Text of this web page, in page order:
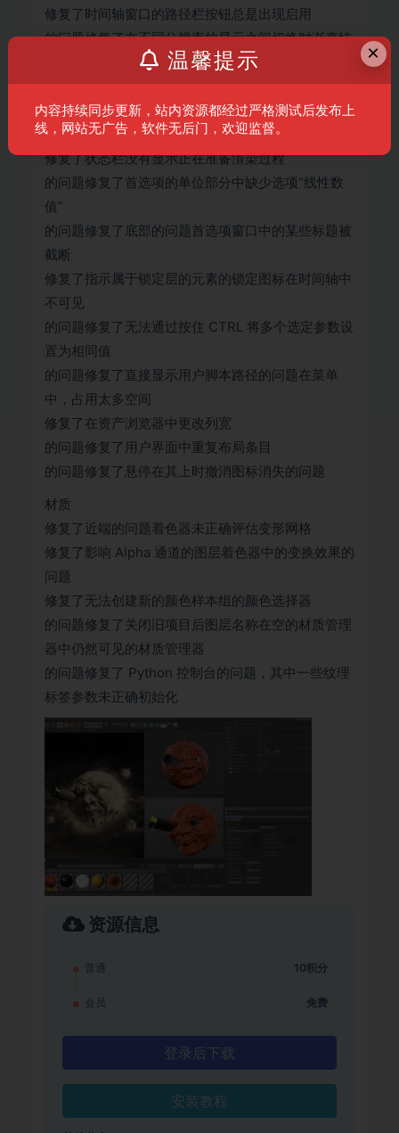
修复了时间轴窗口的路径栏按钮总是出现启用
的问题修复了在不同分辨率的显示之间切换时渐变结
的问题修复了样条函数图的上下文菜单命令的
问题修复了使用Colorize Joints 命令导致不需要的
声音
修复了状态栏没有显示正在准备渲染过程
的问题修复了首选项的单位部分中缺少选项“线性数
值”
的问题修复了底部的问题首选项窗口中的某些标题被
截断
修复了指示属于锁定层的元素的锁定图标在时间轴中
不可见
的问题修复了无法通过按住 CTRL 将多个选定参数设
置为相同值
的问题修复了直接显示用户脚本路径的问题在菜单
中，占用太多空间
修复了在资产浏览器中更改列宽
的问题修复了用户界面中重复布局条目
的问题修复了悬停在其上时撤消图标消失的问题
材质
修复了近端的问题着色器未正确评估变形网格
修复了影响 Alpha 通道的图层着色器中的变换效果的
问题
修复了无法创建新的颜色样本组的颜色选择器
的问题修复了关闭旧项目后图层名称在空的材质管理
器中仍然可见的材质管理器
的问题修复了 Python 控制台的问题，其中一些纹理
标签参数未正确初始化
资源信息
普通 10积分
会员 免费
登录后下载
安装教程
×
温馨提示
内容持续同步更新，站内资源都经过严格测试后发布上
线，网站无广告，软件无后门，欢迎监督。